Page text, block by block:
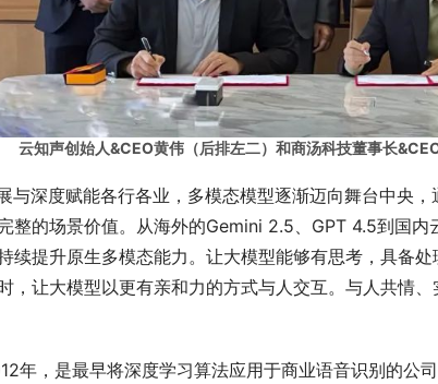
云知声创始人&CEO黄伟（后排左二）和商汤科技董事长
与深度赋能各行各业，多模态模型逐渐迈向舞台中央
整的场景价值。从海外的Gemini 2.5、GPT 4.5到国
续提升原生多模态能力。让大模型能够有思考，具备
，让大模型以更有亲和力的方式与人交互。与人共情
年，是最早将深度学习算法应用于商业语音识别的公